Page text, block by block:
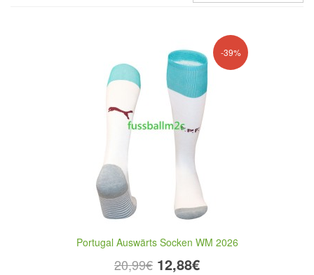
-39%
Portugal Auswärts Socken WM 2026
20,99€ 12,88€